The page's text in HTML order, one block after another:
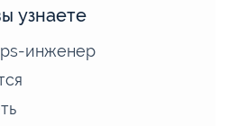
узнаете
инженер